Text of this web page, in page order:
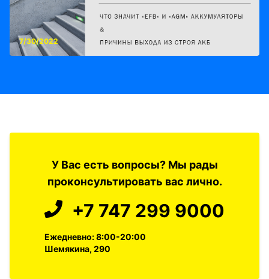
7/30/2022
У Вас есть вопросы? Мы рады
проконсультировать вас лично.
+7 747 299 9000
Ежедневно: 8:00-20:00
Шемякина, 290